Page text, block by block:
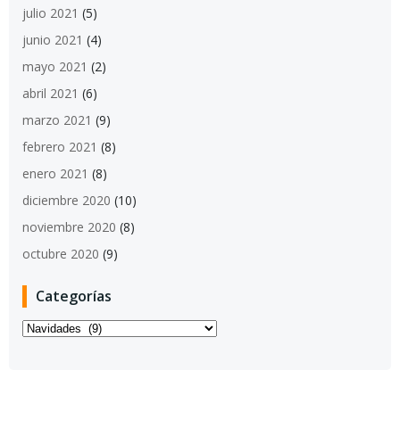
julio 2021 (5)
junio 2021 (4)
mayo 2021 (2)
abril 2021 (6)
marzo 2021 (9)
febrero 2021 (8)
enero 2021 (8)
diciembre 2020 (10)
noviembre 2020 (8)
octubre 2020 (9)
Categorías
Categorías